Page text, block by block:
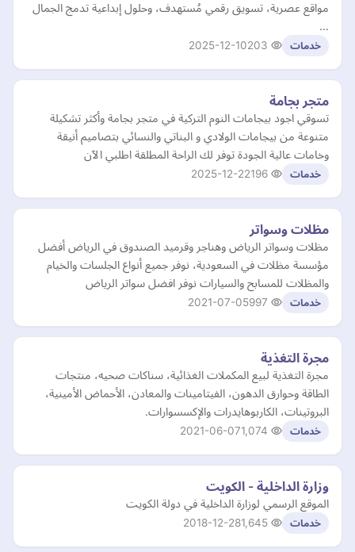
مواقع عصرية، تسويق رقمي مُستهدف، وحلول إبداعية تدمج الجمال
…
خدمات 2025-12-10
متجر بجامة
تسوقي اجود بيجامات النوم التركية في متجر بجامة وأكثر تشكيلة
متنوعة من بيجامات الولادي و البناتي والنسائي بتصاميم أنيقة
وخامات عالية الجودة توفر لك الراحة المطلقة اطلبي الآن
خدمات 2025-12-22
مظلات وسواتر
مظلات وسواتر الرياض وهناجر وقرميد الصندوق في الرياض أفضل
مؤسسة مظلات في السعودية، نوفر جميع أنواع الجلسات والخيام
والمظلات للمسابح والسيارات نوفر افضل سواتر الرياض
خدمات 2021-07-05
مجرة التغذية
مجرة التغذية لبيع المكملات الغذائية، سناكات صحيه، منتجات
الطاقة وحوارق الدهون، الفيتامينات والمعادن، الأحماض الأمينية،
البروتينات، الكاربوهايدرات والإكسسوارات.
خدمات 2021-06-07
وزارة الداخلية - الكويت
الموقع الرسمي لوزارة الداخلية في دولة الكويت
خدمات 2018-12-28